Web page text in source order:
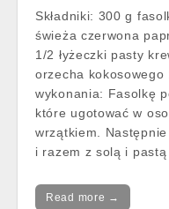
Składniki: 300 g
świeża czerwona
1/2 łyżeczki pasty
orzecha kokosowego
wykonania: Fasolkę
które ugotować w
wrzątkiem.
i razem z solą i
Read more →